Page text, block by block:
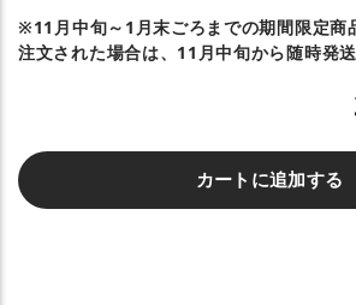
※11月中旬～1月末ごろまでの期間限定商
注文された場合は、11月中旬から随時発送
カートに追加する